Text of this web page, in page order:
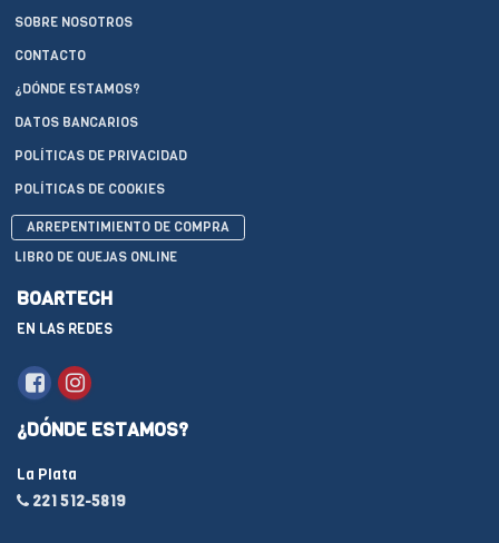
SOBRE NOSOTROS
CONTACTO
¿DÓNDE ESTAMOS?
DATOS BANCARIOS
POLÍTICAS DE PRIVACIDAD
POLÍTICAS DE COOKIES
ARREPENTIMIENTO DE COMPRA
LIBRO DE QUEJAS ONLINE
BOARTECH
EN LAS REDES
¿DÓNDE ESTAMOS?
La Plata
221 512-5819